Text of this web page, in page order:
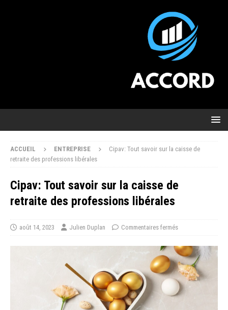
ACCUEIL ENTREPRISE
Cipav: Tout savoir sur la caisse de
retraite des professions libérales
Cipav: Tout savoir sur la caisse de
retraite des professions libérales
août 14, 2023 Julien Duplan Commentaires fermés